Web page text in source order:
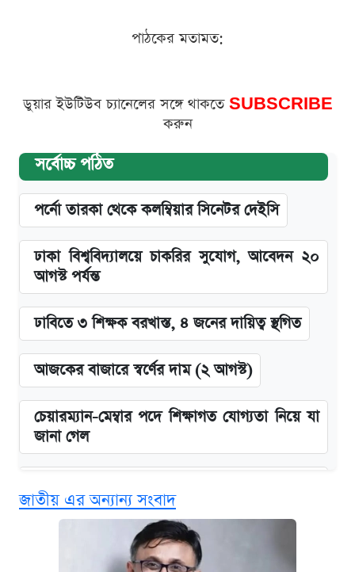
পাঠকের মতামত:
ডুয়ার ইউটিউব চ্যানেলের সঙ্গে থাকতে SUBSCRIBE
করুন
সর্বোচ্চ পঠিত
পর্নো তারকা থেকে কলম্বিয়ার সিনেটর দেইসি
ঢাকা বিশ্ববিদ্যালয়ে চাকরির সুযোগ, আবেদন ২০
আগস্ট পর্যন্ত
ঢাবিতে ৩ শিক্ষক বরখাস্ত, ৪ জনের দায়িত্ব স্থগিত
আজকের বাজারে স্বর্ণের দাম (২ আগস্ট)
চেয়ারম্যান-মেম্বার পদে শিক্ষাগত যোগ্যতা নিয়ে যা
জানা গেল
ভাতা
জুলাই স্মৃতি জাদুঘরে যেতে টিকিট কাটবেন যেভাবে
জাতীয় এর অন্যান্য সংবাদ